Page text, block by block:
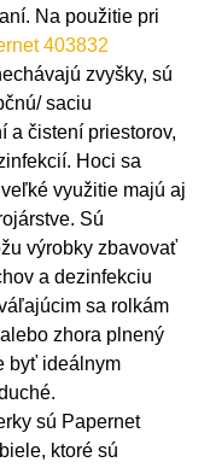
Na použitie pri
403832
zvyšky, sú
saciu
a čistení priestorov,
Hoci sa
využitie majú aj
Sú
výrobky zbavovať
a dezinfekciu
sa rolkám
zhora plnený
byť ideálnym
sú Papernet
ktoré sú